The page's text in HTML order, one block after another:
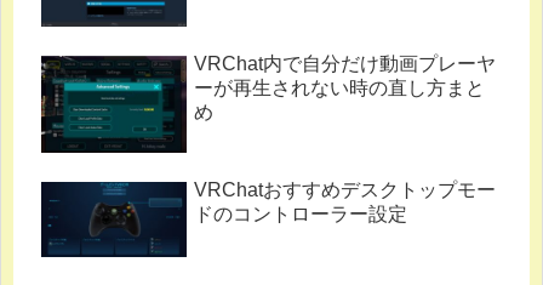
VRChat内で自分だけ動画プレーヤ
ーが再生されない時の直し方まと
め
VRChatおすすめデスクトップモー
ドのコントローラー設定